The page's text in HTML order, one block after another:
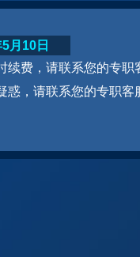
续费，请联系您的专职
惑，请联系您的专职客
月10日